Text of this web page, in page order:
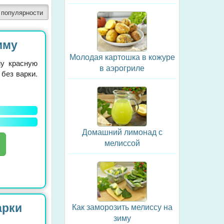
красную
варки.
Молодая картошка в кожуре
в аэрогриле
Домашний лимонад с
мелиссой
Как заморозить мелиссу на
зиму